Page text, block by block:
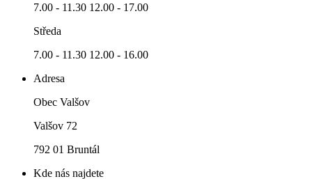
7.00 - 11.30 12.00 - 17.00
Středa
7.00 - 11.30 12.00 - 16.00
Adresa
Obec Valšov
Valšov 72
792 01 Bruntál
Kde nás najdete